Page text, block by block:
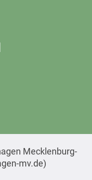
Mecklenburg-
mv.de)